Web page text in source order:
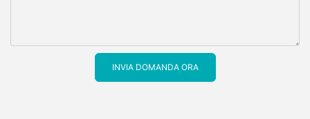
INVIA DOMANDA ORA